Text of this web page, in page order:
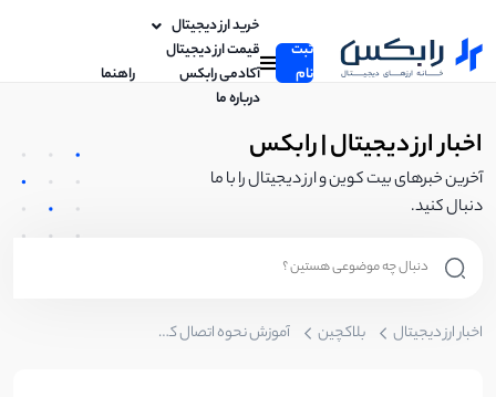
ثبت
نام
خرید ارز دیجیتال
قیمت ارز دیجیتال
آکادمی رابکس
راهنما
درباره ما
اخبار ارز دیجیتال | رابکس
آخرین خبرهای بیت کوین و ارز دیجیتال را با ما
دنبال کنید.
اخبار ارز دیجیتال بلاکچین آموزش نحوه اتصال کیف پول به همستر کامبت Hamster Komabat